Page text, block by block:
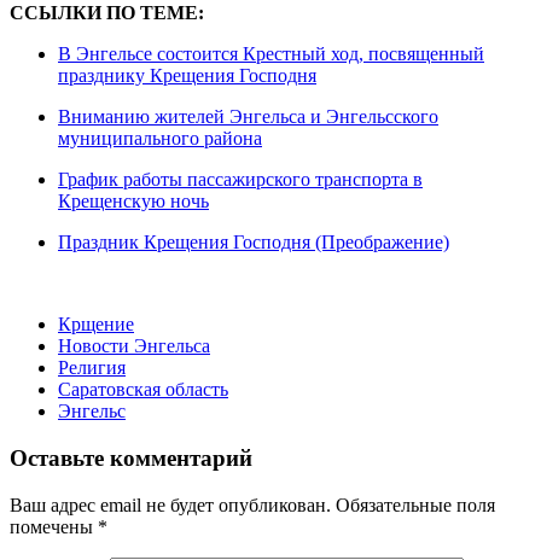
ССЫЛКИ ПО ТЕМЕ:
В Энгельсе состоится Крестный ход, посвященный
празднику Крещения Господня
Вниманию жителей Энгельса и Энгельсского
муниципального района
График работы пассажирского транспорта в
Крещенскую ночь
Праздник Крещения Господня (Преображение)
Крщение
Новости Энгельса
Религия
Саратовская область
Энгельс
Оставьте комментарий
Ваш адрес email не будет опубликован. Обязательные поля
помечены *